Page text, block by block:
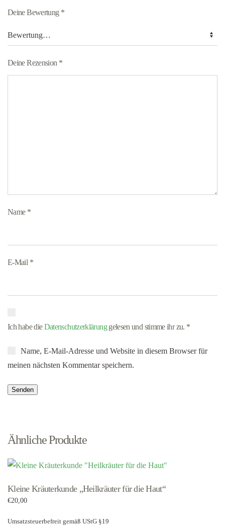
Deine Bewertung *
Deine Rezension *
Name *
E-Mail *
Ich habe dieDatenschutzerklärunggelesen und stimme ihr zu. *
Name, E-Mail-Adresse und Website in diesem Browser für
meinen nächsten Kommentar speichern.
Ähnliche Produkte
Kleine Kräuterkunde „Heilkräuter für die Haut“
€20,00
Umsatzsteuerbefreit gemäß UStG §19